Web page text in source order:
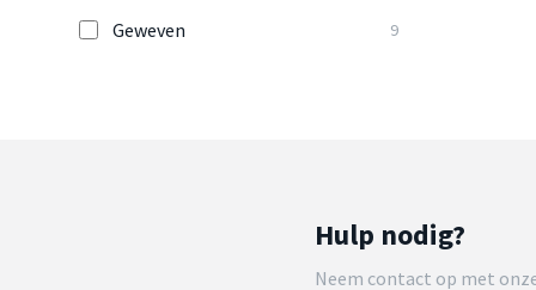
Geweven 9
Hulp nodig?
Neem contact op met